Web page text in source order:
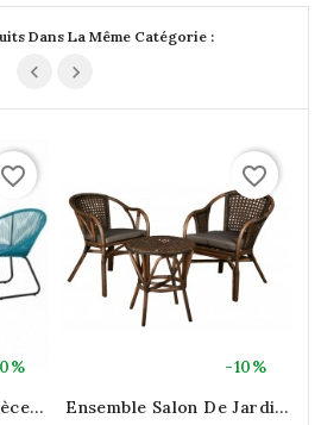
Dans La Même Catégorie :
favorite_border
-10%
favorite_border
Ensemble Salon De Jardin